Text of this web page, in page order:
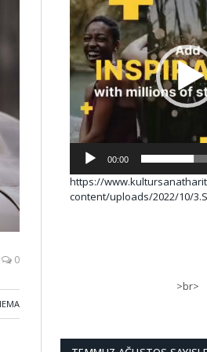
0
00:00
https://
content/uploads/2022/10/
>br>